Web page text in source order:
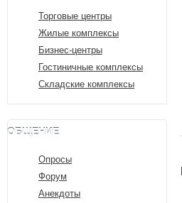
Торговые центры
Жилые комплексы
Бизнес-центры
Гостиничные комплексы
Складские комплексы
ОБЩЕНИЕ
Опросы
Форум
Анекдоты